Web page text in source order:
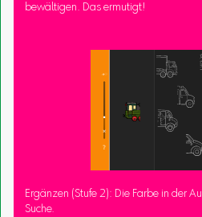
bewältigen. Das ermutigt!
Ergänzen (Stufe 2): Die Farbe in der
Suche.